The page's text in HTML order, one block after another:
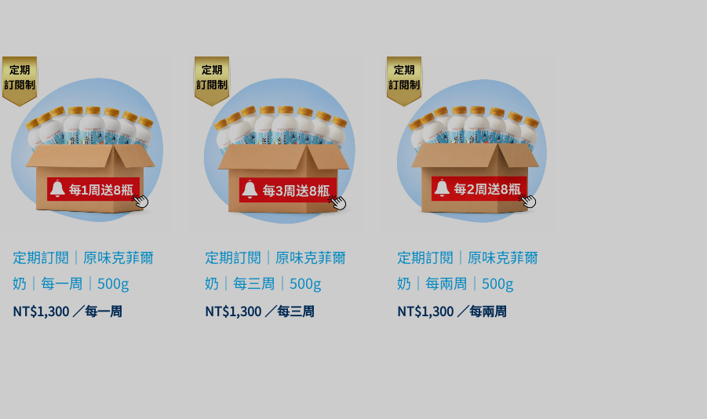
定期訂閱｜原味克菲爾
奶｜每一周｜500g
NT$1,300 ／每一周
定期訂閱｜原味克菲爾
奶｜每三周｜500g
NT$1,300 ／每三周
定期訂閱｜原味克菲爾
奶｜每兩周｜500g
NT$1,300 ／每兩周